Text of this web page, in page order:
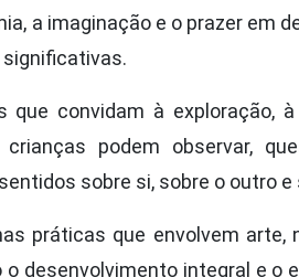
a imaginação e o prazer em
significativas.
que convidam à exploração,
podem observar,
sobre si, sobre o outro e
práticas que envolvem arte,
desenvolvimento integral e o